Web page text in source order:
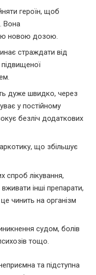
героїн, щоб
Вона
новою дозою.
страждати від
підвищеної
дуже швидко, через
у постійному
безліч додаткових
що збільшує
спроб лікування,
інші препарати,
чинить на організм
судом, болів
тощо.
та підступна